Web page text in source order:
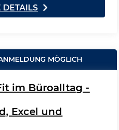
DETAILS
MÖGLICH
im Büroalltag -
Excel und